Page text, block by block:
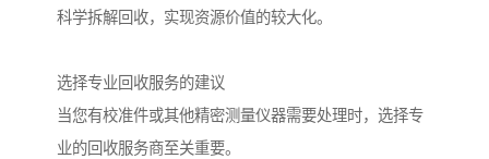
科学拆解回收，实现资源价值的较大化。
选择专业回收服务的建议
当您有校准件或其他精密测量仪器需要处理时，选择专
业的回收服务商至关重要。